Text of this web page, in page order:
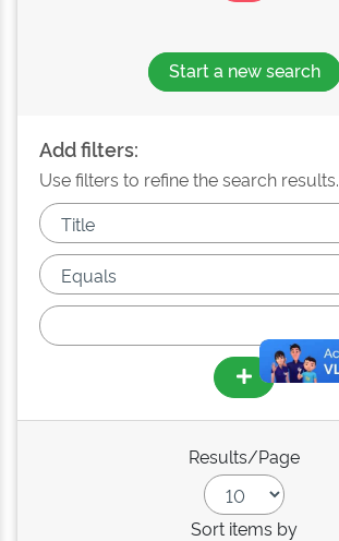
Start a new search
Add filters:
Use filters to refine the search results.
Results/Page
Sort items by